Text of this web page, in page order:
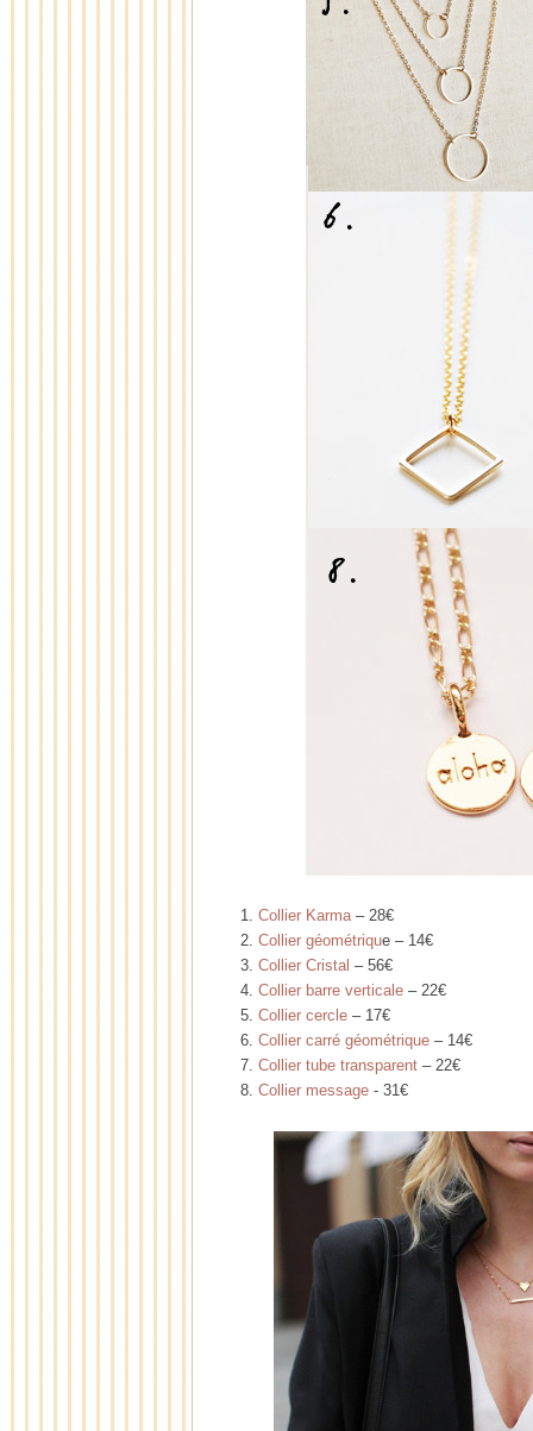
1. Collier Karma– 28€
2. Collier géométrique – 14€
3. Collier Cristal – 56€
4. Collier barre verticale – 22€
5. Collier cercle – 17€
6. Collier carré géométrique – 14€
7. Collier tube transparent – 22€
8. Collier message - 31€